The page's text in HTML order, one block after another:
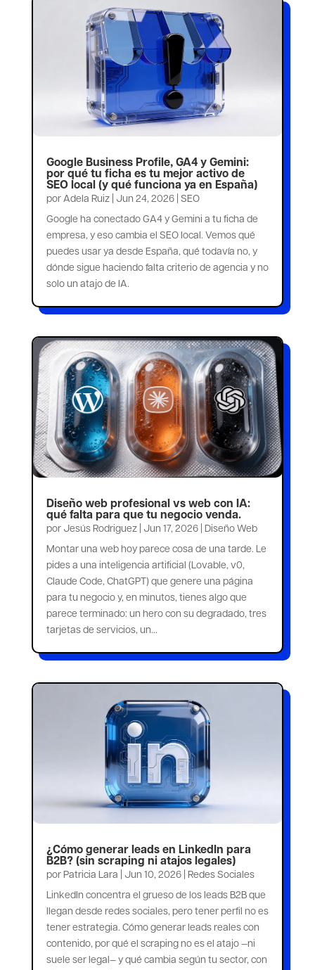
Google Business Profile, GA4 y Gemini:
por qué tu ficha es tu mejor activo de
SEO local (y qué funciona ya en España)
por Adela Ruiz| Jun 24, 2026| SEO
Google ha conectado GA4 y Gemini a tu ficha de
empresa, y eso cambia el SEO local. Vemos qué
puedes usar ya desde España, qué todavía no, y
dónde sigue haciendo falta criterio de agencia y no
solo un atajo de IA.
Diseño web profesional vs web con IA:
qué falta para que tu negocio venda.
por Jesús Rodriguez| Jun 17, 2026| Diseño Web
Montar una web hoy parece cosa de una tarde. Le
pides a una inteligencia artificial (Lovable, v0,
Claude Code, ChatGPT) que genere una página
para tu negocio y, en minutos, tienes algo que
parece terminado: un hero con su degradado, tres
tarjetas de servicios, un...
¿Cómo generar leads en LinkedIn para
B2B? (sin scraping ni atajos legales)
por Patricia Lara Jun 10, 2026| Redes Sociales
LinkedIn concentra el grueso de los leads B2B que
llegan desde redes sociales, pero tener perfil no es
tener estrategia. Cómo generar leads reales con
contenido, por qué el scraping no es el atajo —ni
suele ser legal— y qué cambia según tu sector, con